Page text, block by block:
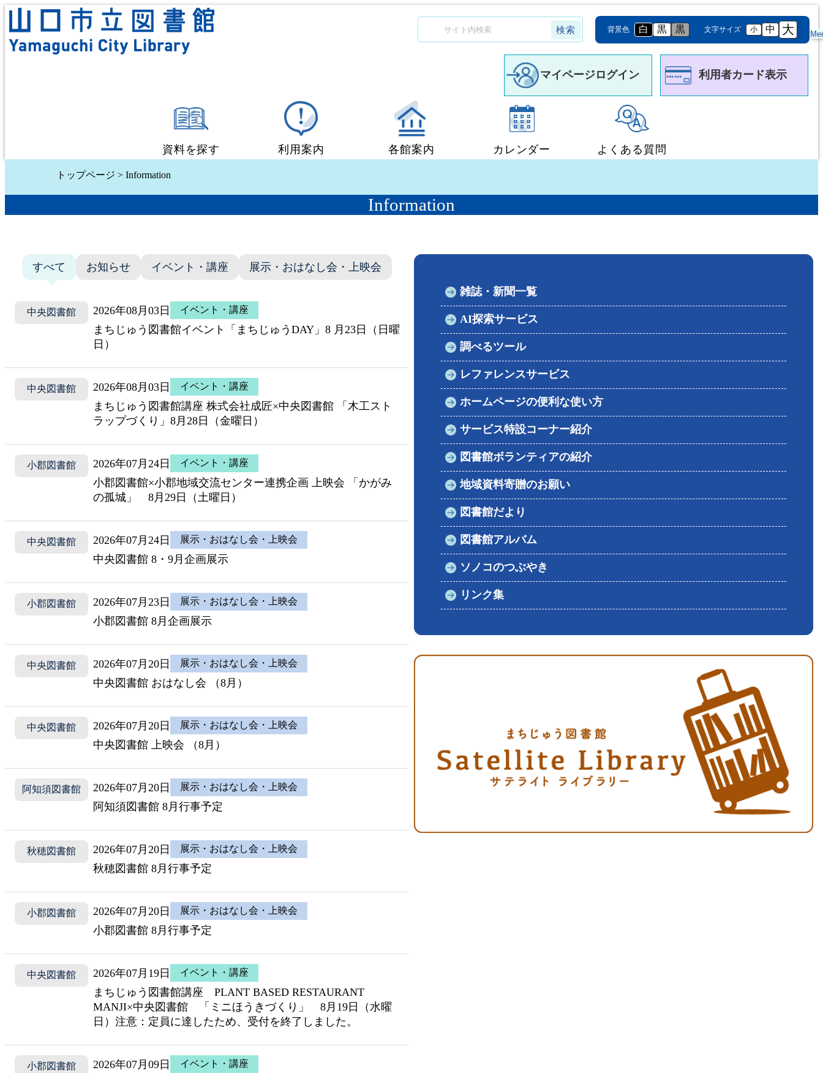
背景色 白 黒 黒 文字サイズ 小 中 大
マイページログイン 利用者カード表示
資料を探す
新着資料検索
予約ランキング
利用案内
移動図書館「ぶっくん」
ブックスタート体験会
好きなおはなしの絵の展示
各館案内
小郡図書館
秋穂図書館
阿知須図書館
徳地図書館
阿東図書館
カレンダー よくある質問
トップページ > Information
Information
すべて お知らせ イベント・講座 展示・おはなし会・上映会
中央図書館 2026年08月03日 イベント・講座
まちじゅう図書館イベント「まちじゅうDAY」8 月23日（日曜
日）
中央図書館 2026年08月03日 イベント・講座
まちじゅう図書館講座 株式会社成匠×中央図書館 「木工スト
ラップづくり」8月28日（金曜日）
小郡図書館 2026年07月24日 イベント・講座
小郡図書館×小郡地域交流センター連携企画 上映会 「かがみ
の孤城」 8月29日（土曜日）
中央図書館 2026年07月24日 展示・おはなし会・上映会
中央図書館 8・9月企画展示
小郡図書館 2026年07月23日 展示・おはなし会・上映会
小郡図書館 8月企画展示
中央図書館 2026年07月20日 展示・おはなし会・上映会
中央図書館 おはなし会 （8月）
中央図書館 2026年07月20日 展示・おはなし会・上映会
中央図書館 上映会 （8月）
阿知須図書館 2026年07月20日 展示・おはなし会・上映会
阿知須図書館 8月行事予定
秋穂図書館 2026年07月20日 展示・おはなし会・上映会
秋穂図書館 8月行事予定
小郡図書館 2026年07月20日 展示・おはなし会・上映会
小郡図書館 8月行事予定
中央図書館 2026年07月19日 イベント・講座
まちじゅう図書館講座 PLANT BASED RESTAURANT
MANJI×中央図書館 「ミニほうきづくり」 8月19日（水曜
日）注意：定員に達したため、受付を終了しました。
小郡図書館 2026年07月09日 イベント・講座
雑誌・新聞一覧
AI探索サービス
調べるツール
レファレンスサービス
ホームページの便利な使い方
サービス特設コーナー紹介
図書館ボランティアの紹介
地域資料寄贈のお願い
図書館だより
図書館アルバム
ソノコのつぶやき
リンク集